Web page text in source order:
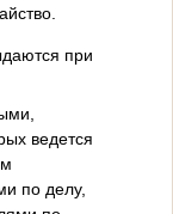
при
ведется
по делу,